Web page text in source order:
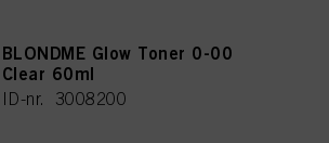
BLONDME Glow Toner 0-00
Clear 60ml
ID-nr. 3008200